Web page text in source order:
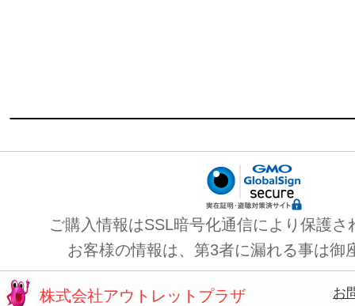
ご購入情報はSSL暗号化通信により保護さ
お客様の情報は、第3者に漏れる事は御
株式会社アウトレットプラザ お